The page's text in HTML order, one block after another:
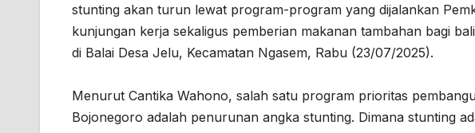
stunting akan turun lewat program-program yang dijalankan
kunjungan kerja sekaligus pemberian makanan tambahan bagi
di Balai Desa Jelu, Kecamatan Ngasem, Rabu (23/07/2025).
Menurut Cantika Wahono, salah satu program prioritas
Bojonegoro adalah penurunan angka stunting. Dimana stunting